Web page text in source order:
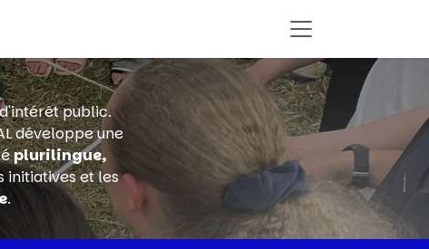
public.
développe une
plurilingue,
initiatives et les
.